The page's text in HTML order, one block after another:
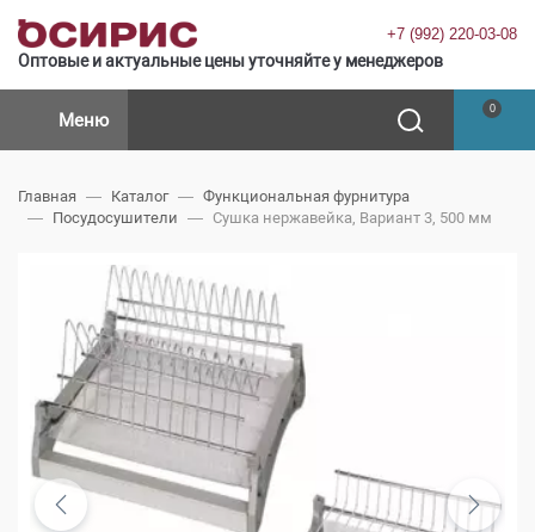
Оптовые и актуальные цены уточняйте у менеджеров
+7 (992) 220-03-08
Меню
0
Главная Каталог
Функциональная фурнитура
Посудосушители
Сушка нержавейка, Вариант 3, 500 мм